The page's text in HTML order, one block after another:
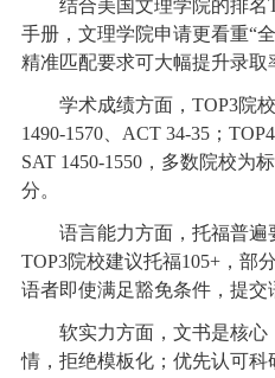
结合美国文理学院的排名
手册，文理学院申请更看重“
精准匹配要求可大幅提升录取
学术成绩方面，TOP3院校
1490-1570、ACT 34-35；
SAT 1450-1550，多数院校为
分。
语言能力方面，托福普遍要
TOP3院校建议托福105+，部
语者即使满足豁免条件，提交
软实力方面，文书是核心
情，拒绝模板化；优先认可科